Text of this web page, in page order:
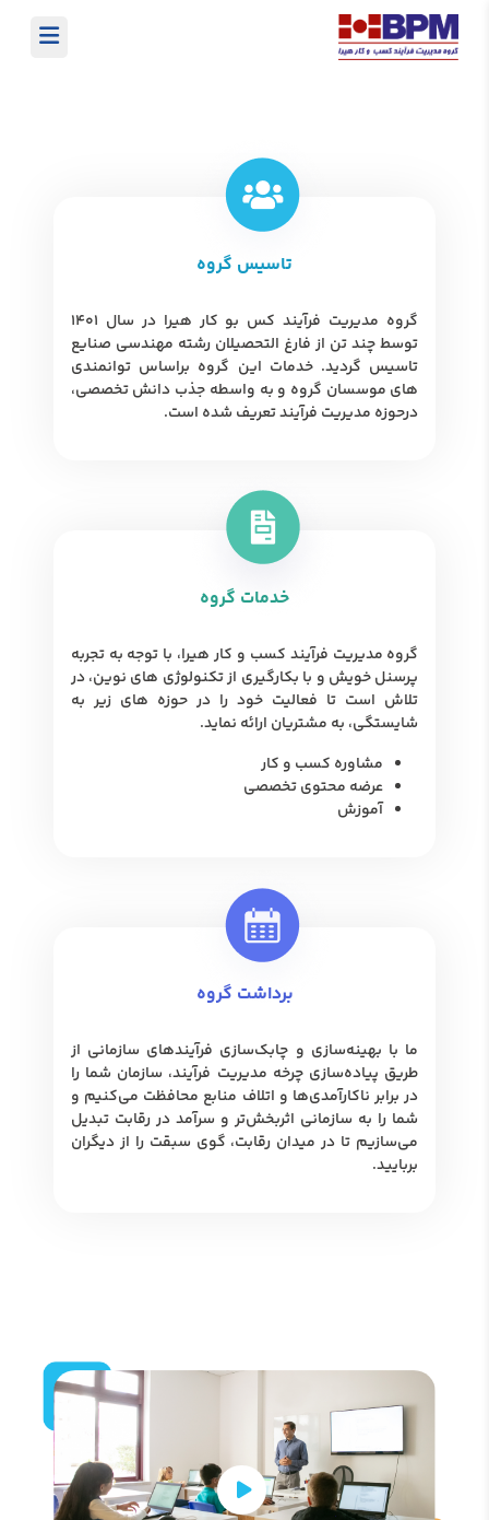
تاسیس گروه
گروه مدیریت فرآیند کس بو کار هیرا در سال 1401
توسط چند تن از فارغ التحصیلان رشته مهندسی صنایع
تاسیس گردید. خدمات این گروه براساس توانمندی
‌های موسسان گروه و به واسطه جذب دانش تخصصی،
درحوزه مدیریت فرآیند تعریف شده است.
خدمات گروه
گروه مدیریت فرآیند کسب و کار هیرا، با توجه به تجربه
پرسنل خویش و با بکارگیری از تکنولوژی ‌های نوین، در
تلاش است تا فعالیت خود را در حوزه های زیر به
شایستگی، به مشتریان ارائه نماید.
مشاوره کسب و کار
عرضه محتوی تخصصی
آموزش
برداشت گروه
ما با بهینه‌سازی و چابک‌سازی فرآیندهای سازمانی از
طریق پیاده‌سازی چرخه مدیریت فرآیند، سازمان شما را
در برابر ناکارآمدی‌ها و اتلاف منابع محافظت می‌کنیم و
شما را به سازمانی اثربخش‌تر و سرآمد در رقابت تبدیل
می‌سازیم تا در میدان رقابت، گوی سبقت را از دیگران
بربایید.